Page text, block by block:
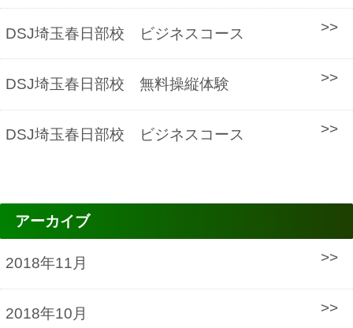
DSJ埼玉春日部校 ビジネスコース
DSJ埼玉春日部校 無料操縦体験
DSJ埼玉春日部校 ビジネスコース
アーカイブ
2018年11月
2018年10月